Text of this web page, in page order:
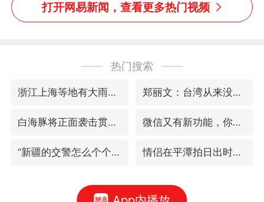
打开网易新闻，查看更多热门视频
热门搜索
浙江上海等地有大雨或暴雨 郑丽文：台湾从来没有“独立”过
白海豚将正面袭击贯穿浙江 微信又有新功能，你可以“撤回”你的撤回了！
“新疆的交警怎么个个像我妈” 情侣在平潭拍日出时坠崖致一死一伤